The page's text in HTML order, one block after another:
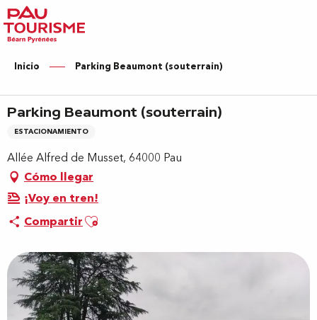
Aller
au
contenu
principal
Inicio Parking Beaumont (souterrain)
Parking Beaumont (souterrain)
ESTACIONAMIENTO
Allée Alfred de Musset, 64000 Pau
Cómo llegar
¡Voy en tren!
CompartirAjouter aux favoris